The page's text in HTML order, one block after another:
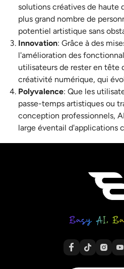
solutions créatives de haute
plus grand nombre de
potentiel artistique sans
Innovation: Grâce à des
l'amélioration des
utilisateurs de rester en tête
créativité numérique, qui
Polyvalence: Que les
passe-temps artistiques ou
conception professionnels,
large éventail d'applications